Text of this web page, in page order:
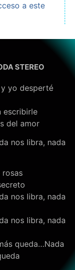
a este
STEREO
yo desperté
escribirle
del amor
nos libra, nada
rosas
nos libra, nada
nos libra, nada
queda…Nada